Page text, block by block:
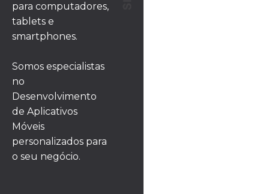
para computadores,
tablets e
smartphones.
Somos especialistas
no
Desenvolvimento
de Aplicativos
Móveis
personalizados para
o seu negócio.